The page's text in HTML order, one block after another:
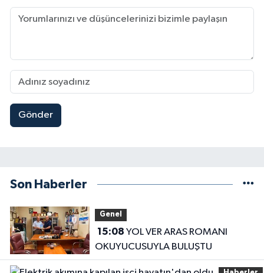
Gönder
Son Haberler
Genel
15:08
OKUYUCUSUYLA BULUŞTU